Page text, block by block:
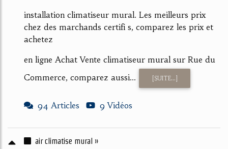
installation climatiseur mural. Les meilleurs prix
chez des marchands certifi s, comparez les prix et
achetez
en ligne Achat Vente climatiseur mural sur Rue du
Commerce, comparez aussi...
[SUITE...]
94 Articles 9 Vidéos
air climatise mural »